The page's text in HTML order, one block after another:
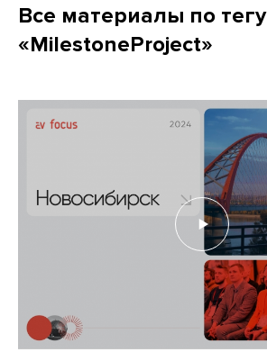
Все материалы по тегу
«MilestoneProject»